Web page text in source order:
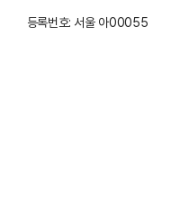
등록번호: 서울 아00055